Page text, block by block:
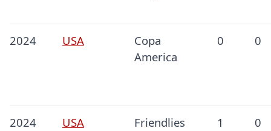
2024 USA
Copa
America
0 0
2024 USA Friendlies 1 0